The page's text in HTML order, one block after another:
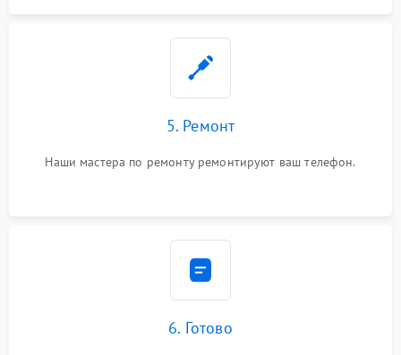
5. Ремонт
Наши мастера по ремонту ремонтируют ваш телефон.
6. Готово